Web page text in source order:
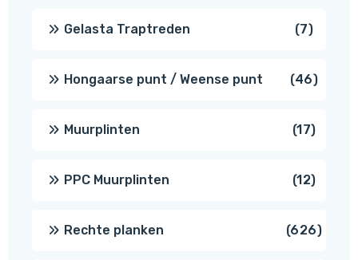
Gelasta Traptreden 77
Hongaarse punt / Weense punt 4646
Muurplinten 1717
PPC Muurplinten 1212
Rechte planken 626626